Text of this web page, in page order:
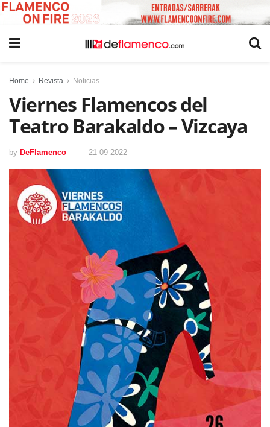
Home Revista Noticias
Viernes Flamencos del
Teatro Barakaldo – Vizcaya
by DeFlamenco 21 09 2022